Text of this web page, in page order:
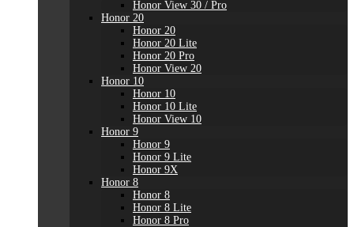
Honor View 30 / Pro
Honor 20
Honor 20
Honor 20 Lite
Honor 20 Pro
Honor View 20
Honor 10
Honor 10
Honor 10 Lite
Honor View 10
Honor 9
Honor 9
Honor 9 Lite
Honor 9X
Honor 8
Honor 8
Honor 8 Lite
Honor 8 Pro